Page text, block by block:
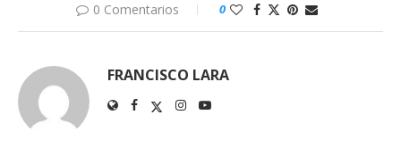
0 Comentarios 0
FRANCISCO LARA